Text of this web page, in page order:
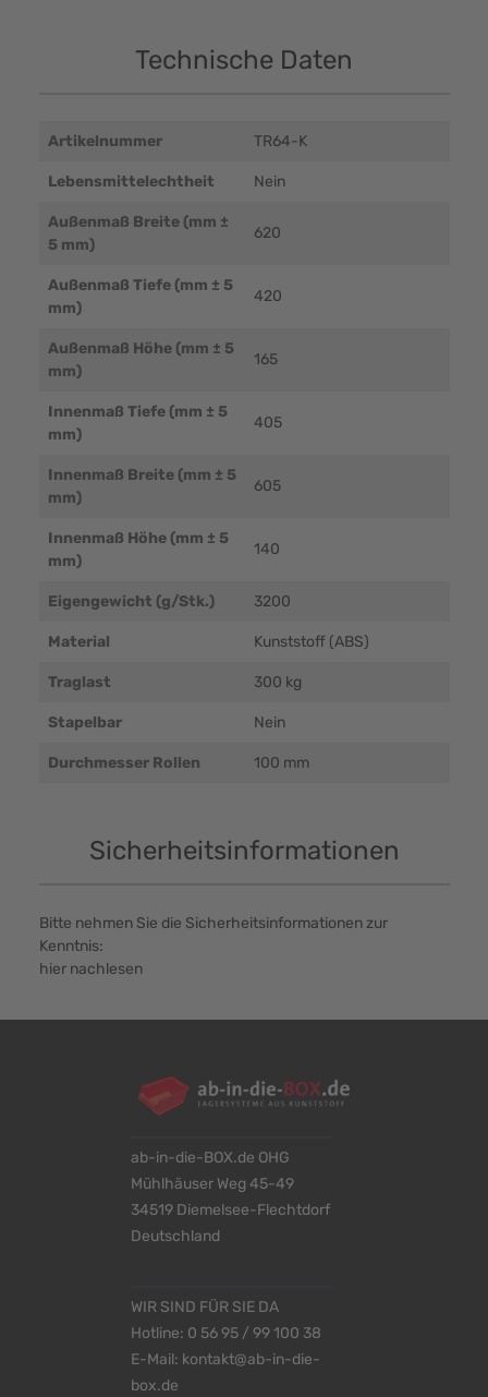
Technische Daten
Artikelnummer TR64-K
Lebensmittelechtheit Nein
Außenmaß Breite (mm ±
5 mm)
620
Außenmaß Tiefe (mm ± 5
mm)
420
Außenmaß Höhe (mm ± 5
mm)
165
Innenmaß Tiefe (mm ± 5
mm)
405
Innenmaß Breite (mm ± 5
mm)
605
Innenmaß Höhe (mm ± 5
mm)
140
Eigengewicht (g/Stk.) 3200
Material Kunststoff (ABS)
Traglast 300 kg
Stapelbar Nein
Durchmesser Rollen 100 mm
Sicherheitsinformationen
Bitte nehmen Sie die Sicherheitsinformationen zur
Kenntnis:
hier nachlesen
ab-in-die-BOX.de OHG
Mühlhäuser Weg 45-49
34519 Diemelsee-Flechtdorf
Deutschland
WIR SIND FÜR SIE DA
Hotline: 0 56 95 / 99 100 38
E-Mail: kontakt@ab-in-die-
box.de